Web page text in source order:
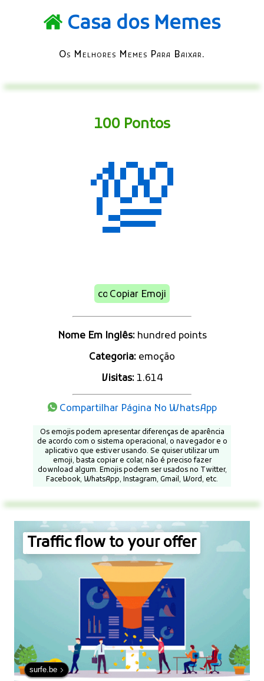
Casa dos Memes
Os Melhores Memes Para Baixar.
100 Pontos
💯
Copiar Emoji
Nome Em Inglês: hundred points
Categoria: emoção
Visitas:1.614
Compartilhar Página No WhatsApp
Os emojis podem apresentar diferenças de aparência
de acordo com o sistema operacional, o navegador e o
aplicativo que estiver usando. Se quiser utilizar um
emoji, basta copiar e colar, não é preciso fazer
download algum. Emojis podem ser usados no Twitter,
Facebook, WhatsApp, Instagram, Gmail, Word, etc.
Traffic flow to your offer
surfe.be